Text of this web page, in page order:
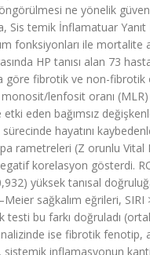
ne yönelik
temik İnflamatuar Yanıt
fonksiyonları ile mortalite
HP tanısı alan 73
fibrotik ve non-fibrotik
lenfosit oranı (MLR)
eden bağımsız
hayatını
rametreleri (Z orunlu
korelasyon gösterdi.
yüksek tanısal
sağkalım eğrileri, SIRI
testi bu farkı doğruladı
ise fibrotik fenotip,
sistemik inflamasyonun